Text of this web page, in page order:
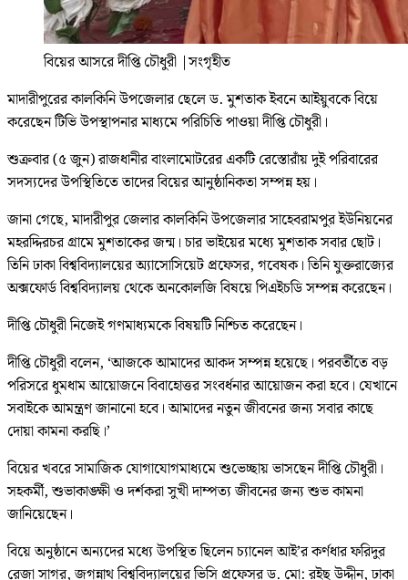
বিয়ের আসরে দীপ্তি চৌধুরী |সংগৃহীত
মাদারীপুরের কালকিনি উপজেলার ছেলে ড. মুশতাক ইবনে আইয়ুবকে বিয়ে
করেছেন টিভি উপস্থাপনার মাধ্যমে পরিচিতি পাওয়া দীপ্তি চৌধুরী।
শুক্রবার (৫ জুন) রাজধানীর বাংলামোটরের একটি রেস্তোরাঁয় দুই পরিবারের
সদস্যদের উপস্থিতিতে তাদের বিয়ের আনুষ্ঠানিকতা সম্পন্ন হয়।
জানা গেছে, মাদারীপুর জেলার কালকিনি উপজেলার সাহেবরামপুর ইউনিয়নের
মহরদ্দিরচর গ্রামে মুশতাকের জন্ম। চার ভাইয়ের মধ্যে মুশতাক সবার ছোট।
তিনি ঢাকা বিশ্ববিদ্যালয়ের অ্যাসোসিয়েট প্রফেসর, গবেষক। তিনি যুক্তরাজ্যের
অক্সফোর্ড বিশ্ববিদ্যালয় থেকে অনকোলজি বিষয়ে পিএইচডি সম্পন্ন করেছেন।
দীপ্তি চৌধুরী নিজেই গণমাধ্যমকে বিষয়টি নিশ্চিত করেছেন।
দীপ্তি চৌধুরী বলেন, ‘আজকে আমাদের আকদ সম্পন্ন হয়েছে। পরবর্তীতে বড়
পরিসরে ধুমধাম আয়োজনে বিবাহোত্তর সংবর্ধনার আয়োজন করা হবে। যেখানে
সবাইকে আমন্ত্রণ জানানো হবে। আমাদের নতুন জীবনের জন্য সবার কাছে
দোয়া কামনা করছি।’
বিয়ের খবরে সামাজিক যোগাযোগমাধ্যমে শুভেচ্ছায় ভাসছেন দীপ্তি চৌধুরী।
সহকর্মী, শুভাকাঙ্ক্ষী ও দর্শকরা সুখী দাম্পত্য জীবনের জন্য শুভ কামনা
জানিয়েছেন।
বিয়ে অনুষ্ঠানে অন্যদের মধ্যে উপস্থিত ছিলেন চ্যানেল আই’র কর্ণধার ফরিদুর
রেজা সাগর, জগন্নাথ বিশ্ববিদ্যালয়ের ভিসি প্রফেসর ড. মো: রইছ উদ্দীন, ঢাকা